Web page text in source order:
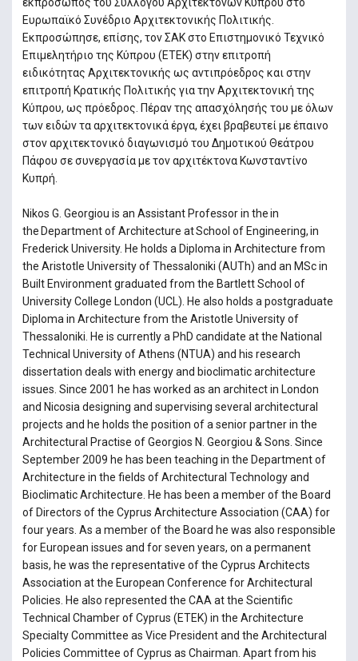
Ευρωπαϊκό Συνέδριο Αρχιτεκτονικής Πολιτικής.
Εκπροσώπησε, επίσης, τον ΣΑΚ στο Επιστημονικό Τεχνικό
Επιμελητήριο της Κύπρου (ΕΤΕΚ) στην επιτροπή
ειδικότητας Αρχιτεκτονικής ως αντιπρόεδρος και στην
επιτροπή Κρατικής Πολιτικής για την Αρχιτεκτονική της
Κύπρου, ως πρόεδρος. Πέραν της απασχόλησής του με όλων
των ειδών τα αρχιτεκτονικά έργα, έχει βραβευτεί με έπαινο
στον αρχιτεκτονικό διαγωνισμό του Δημοτικού Θεάτρου
Πάφου σε συνεργασία με τον αρχιτέκτονα Κωνσταντίνο
Κυπρή.
Nikos G. Georgiou is an Assistant Professor in the in
the Department of Architecture at School of Engineering, in
Frederick University. He holds a Diploma in Architecture from
the Aristotle University of Thessaloniki (AUTh) and an MSc in
Built Environment graduated from the Bartlett School of
University College London (UCL). He also holds a postgraduate
Diploma in Architecture from the Aristotle University of
Thessaloniki. He is currently a PhD candidate at the National
Technical University of Athens (NTUA) and his research
dissertation deals with energy and bioclimatic architecture
issues. Since 2001 he has worked as an architect in London
and Nicosia designing and supervising several architectural
projects and he holds the position of a senior partner in the
Architectural Practise of Georgios N. Georgiou & Sons. Since
September 2009 he has been teaching in the Department of
Architecture in the fields of Architectural Technology and
Bioclimatic Architecture. He has been a member of the Board
of Directors of the Cyprus Architecture Association (CAA) for
four years. As a member of the Board he was also responsible
for European issues and for seven years, on a permanent
basis, he was the representative of the Cyprus Architects
Association at the European Conference for Architectural
Policies. He also represented the CAA at the Scientific
Technical Chamber of Cyprus (ETEK) in the Architecture
Specialty Committee as Vice President and the Architectural
Policies Committee of Cyprus as Chairman. Apart from his